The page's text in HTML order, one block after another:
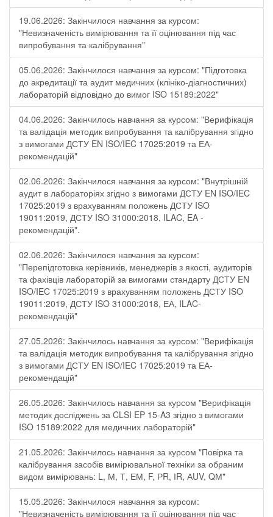
19.06.2026: Закінчилося навчання за курсом:
"Невизначеність вимірювання та її оцінювання під час
випробування та калібрування"
05.06.2026: Закінчилося навчання за курсом: "Підготовка
до акредитації та аудит медичних (клініко-діагностичних)
лабораторій відповідно до вимог ISO 15189:2022"
04.06.2026: Закінчилось навчання за курсом: "Верифікація
та валідація методик випробування та калібрування згідно
з вимогами ДСТУ EN ISO/IEC 17025:2019 та ЕА-
рекомендацій"
02.06.2026: Закінчилося навчання за курсом: "Внутрішній
аудит в лабораторіях згідно з вимогами ДСТУ EN ISO/IEC
17025:2019 з врахуванням положень ДСТУ ISO
19011:2019, ДСТУ ISO 31000:2018, ILAC, EA -
рекомендацій".
02.06.2026: Закінчилося навчання за курсом:
"Перепідготовка керівників, менеджерів з якості, аудиторів
та фахівців лабораторій за вимогами стандарту ДСТУ EN
ISO/IEC 17025:2019 з врахуванням положень ДСТУ ISO
19011:2019, ДСТУ ISO 31000:2018, ЕА, ILAC-
рекомендацій"
27.05.2026: Закінчилось навчання за курсом: "Верифікація
та валідація методик випробування та калібрування згідно
з вимогами ДСТУ EN ISO/IEC 17025:2019 та ЕА-
рекомендацій"
26.05.2026: Закінчилось навчання за курсом "Верифікація
методик досліджень за CLSI EP 15-A3 згідно з вимогами
ISO 15189:2022 для медичних лабораторій"
21.05.2026: Закінчилось навчання за курсом "Повірка та
калібрування засобів вимірювальної техніки за обраним
видом вимірювань: L, М, Т, ЕМ, F, РR, ІR, АUV, QМ"
15.05.2026: Закінчилося навчання за курсом:
"Невизначеність вимірювання та її оцінювання під час